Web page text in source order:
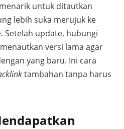
untuk ditautkan
lebih suka merujuk ke
Setelah update, hubungi
versi lama agar
yang baru. Ini cara
tambahan tanpa harus